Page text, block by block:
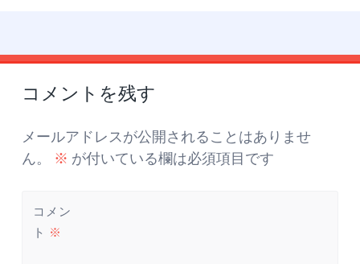
投
稿
ナ
ビ
ゲ
ー
シ
ョ
ン
←
→
コメントを残す
メールアドレスが公開されることはありませ
ん。
※ が付いている欄は必須項目です
コメン
ト ※